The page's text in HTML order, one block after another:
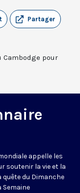
Partager
Cambodge pour
appelle les
soutenir la vie et la
quête du Dimanche